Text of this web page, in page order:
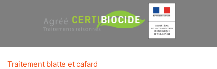
Traitement blatte et cafard